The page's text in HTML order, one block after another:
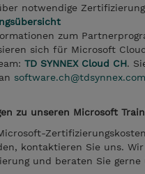
notwendige
zum
sich für Microsoft
TD SYNNEX Cloud CH.
software.ch@tdsynnex.com
zu unseren Microsoft
kontaktieren Sie uns.
und beraten Sie